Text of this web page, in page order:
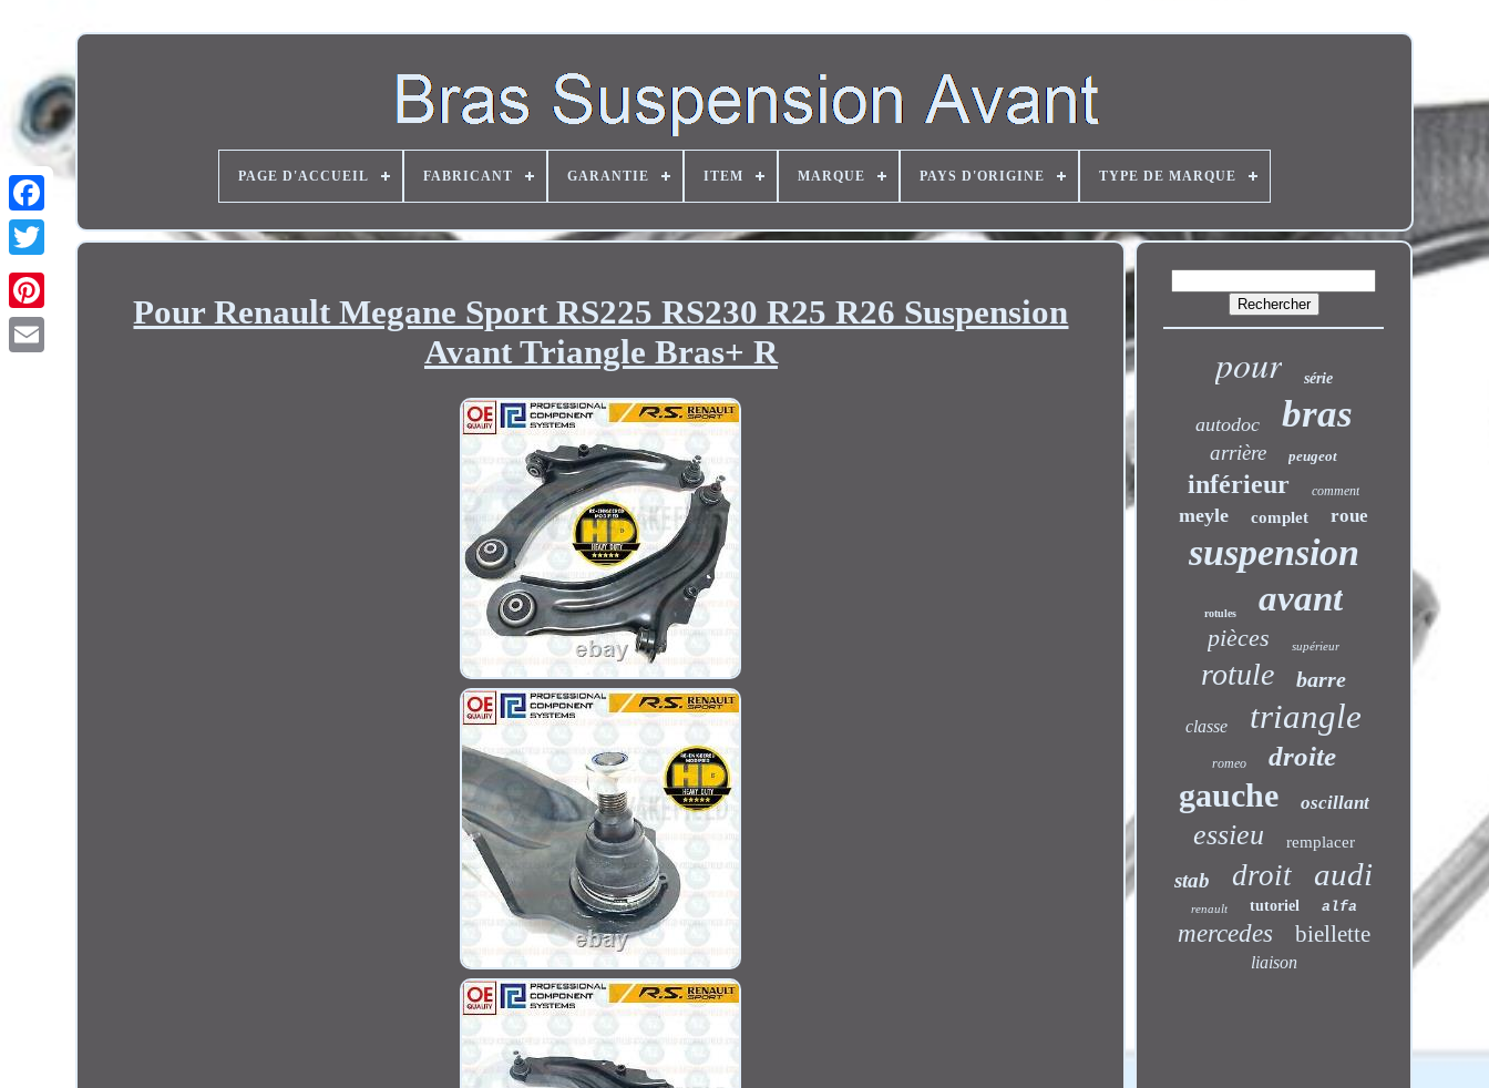
Twitter
PAGE D'ACCUEIL FABRICANT GARANTIE ITEM MARQUE PAYS D'ORIGINE TYPE DE MARQUE
Pour Renault Megane Sport RS225 RS230 R25 R26 Suspension
Avant Triangle Bras+ R
pour série
autodoc bras
arrière peugeot
inférieur comment
meyle complet roue
suspension
rotules avant
pièces supérieur
rotule barre
classe triangle
romeo droite
gauche oscillant
essieu remplacer
stab droit audi
renault tutoriel alfa
mercedes biellette
liaison